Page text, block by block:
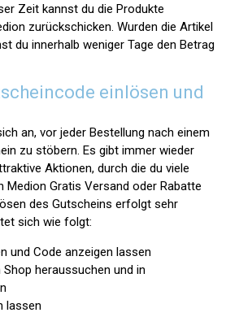
Zeit kannst du die Produkte
zurückschicken. Wurden die Artikel
du innerhalb weniger Tage den Betrag
einlösen und
an, vor jeder Bestellung nach einem
zu stöbern. Es gibt immer wieder
Aktionen, durch die du viele
Medion Gratis Versand oder Rabatte
des Gutscheins erfolgt sehr
sich wie folgt:
und Code anzeigen lassen
heraussuchen und in
lassen